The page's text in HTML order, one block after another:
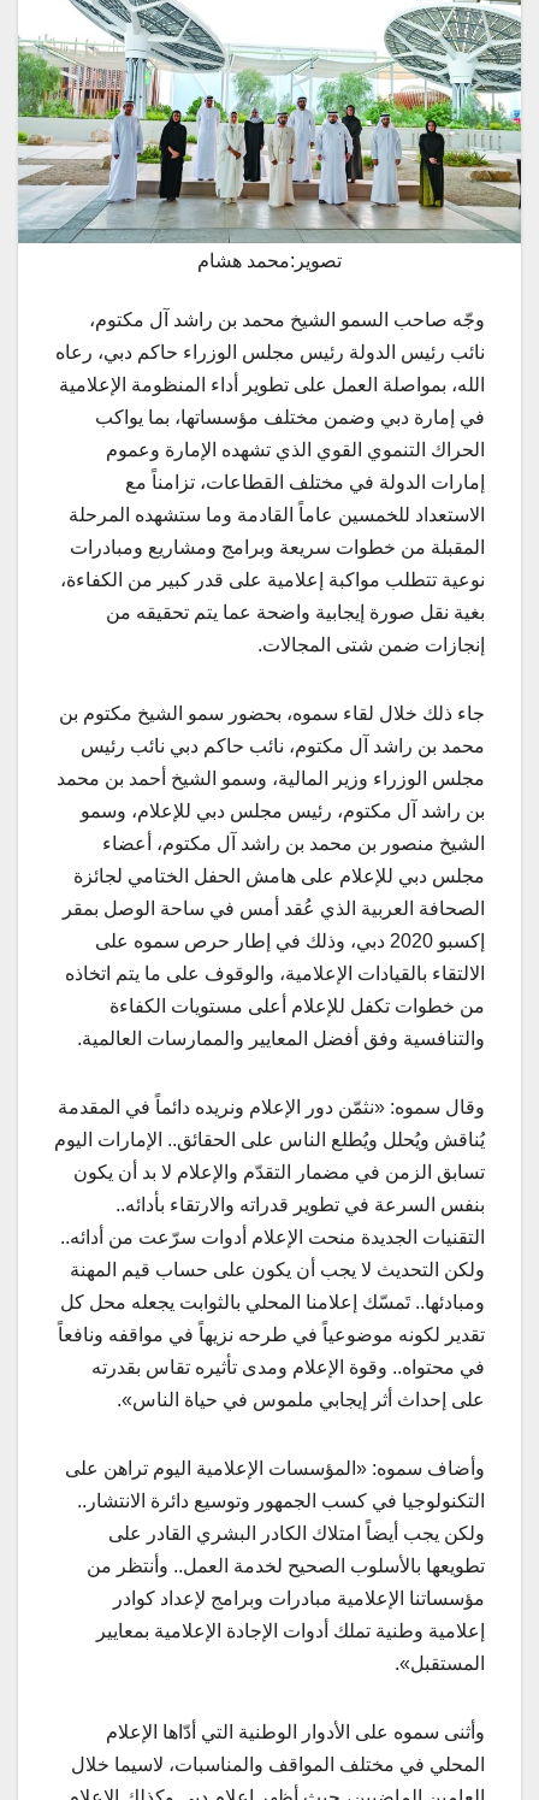
تصوير:محمد هشام
وجّه صاحب السمو الشيخ محمد بن راشد آل مكتوم،
نائب رئيس الدولة رئيس مجلس الوزراء حاكم دبي، رعاه
الله، بمواصلة العمل على تطوير أداء المنظومة الإعلامية
في إمارة دبي وضمن مختلف مؤسساتها، بما يواكب
الحراك التنموي القوي الذي تشهده الإمارة وعموم
إمارات الدولة في مختلف القطاعات، تزامناً مع
الاستعداد للخمسين عاماً القادمة وما ستشهده المرحلة
المقبلة من خطوات سريعة وبرامج ومشاريع ومبادرات
نوعية تتطلب مواكبة إعلامية على قدر كبير من الكفاءة،
بغية نقل صورة إيجابية واضحة عما يتم تحقيقه من
إنجازات ضمن شتى المجالات.
جاء ذلك خلال لقاء سموه، بحضور سمو الشيخ مكتوم بن
محمد بن راشد آل مكتوم، نائب حاكم دبي نائب رئيس
مجلس الوزراء وزير المالية، وسمو الشيخ أحمد بن محمد
بن راشد آل مكتوم، رئيس مجلس دبي للإعلام، وسمو
الشيخ منصور بن محمد بن راشد آل مكتوم، أعضاء
مجلس دبي للإعلام على هامش الحفل الختامي لجائزة
الصحافة العربية الذي عُقد أمس في ساحة الوصل بمقر
إكسبو 2020 دبي، وذلك في إطار حرص سموه على
الالتقاء بالقيادات الإعلامية، والوقوف على ما يتم اتخاذه
من خطوات تكفل للإعلام أعلى مستويات الكفاءة
والتنافسية وفق أفضل المعايير والممارسات العالمية.
وقال سموه: «نثمّن دور الإعلام ونريده دائماً في المقدمة
يُناقش ويُحلل ويُطلع الناس على الحقائق.. الإمارات اليوم
تسابق الزمن في مضمار التقدّم والإعلام لا بد أن يكون
بنفس السرعة في تطوير قدراته والارتقاء بأدائه..
التقنيات الجديدة منحت الإعلام أدوات سرّعت من أدائه..
ولكن التحديث لا يجب أن يكون على حساب قيم المهنة
ومبادئها.. تَمسّك إعلامنا المحلي بالثوابت يجعله محل كل
تقدير لكونه موضوعياً في طرحه نزيهاً في مواقفه ونافعاً
في محتواه.. وقوة الإعلام ومدى تأثيره تقاس بقدرته
على إحداث أثر إيجابي ملموس في حياة الناس».
وأضاف سموه: «المؤسسات الإعلامية اليوم تراهن على
التكنولوجيا في كسب الجمهور وتوسيع دائرة الانتشار..
ولكن يجب أيضاً امتلاك الكادر البشري القادر على
تطويعها بالأسلوب الصحيح لخدمة العمل.. وأنتظر من
مؤسساتنا الإعلامية مبادرات وبرامج لإعداد كوادر
إعلامية وطنية تملك أدوات الإجادة الإعلامية بمعايير
المستقبل».
وأثنى سموه على الأدوار الوطنية التي أدّاها الإعلام
المحلي في مختلف المواقف والمناسبات، لاسيما خلال